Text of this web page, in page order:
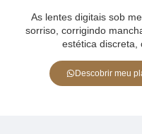
As lentes digitais sob
sorriso, corrigindo
estética discreta,
Descobrir meu